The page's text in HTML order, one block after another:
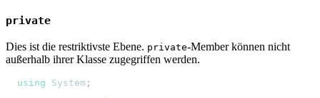
private
Dies ist die restriktivste Ebene. private-Member können nicht
außerhalb ihrer Klasse zugegriffen werden.
using System ;